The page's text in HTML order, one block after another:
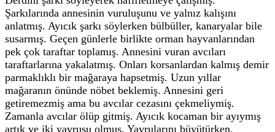
Şarkılarında annesinin vuruluşunu ve yalnız kalışını
anlatmış. Ayıcık şarkı söylerken bülbüller, kanaryalar bile
susarmış. Geçen günlerle birlikte orman hayvanlarından
pek çok taraftar toplamış. Annesini vuran avcıları
taraftarlarına yakalatmış. Onları korsanlardan kalmış demir
parmaklıklı bir mağaraya hapsetmiş. Uzun yıllar
mağaranın önünde nöbet beklemiş. Annesini geri
getiremezmiş ama bu avcılar cezasını çekmeliymiş.
Zamanla avcılar ölüp gitmiş. Ayıcık kocaman bir ayıymış
artık ve iki yavrusu olmuş. Yavrularını büyütürken,